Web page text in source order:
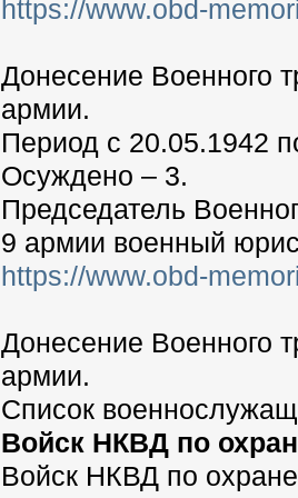
https://www.obd-
Донесение Военного
армии.
Период с 20.05.1942
Осуждено – 3.
Председатель
9 армии военный
https://www.obd-
Донесение Военного
армии.
Список
Войск НКВД по
Войск НКВД по